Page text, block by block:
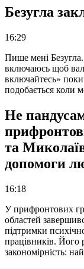
Безугла
16:29
Пише мені
включаюсь щоб
включайтесь»
подобається коли
Не
та
допомоги
16:18
У прифронтових
областей
підтримки
працівників. Його
закономірність: